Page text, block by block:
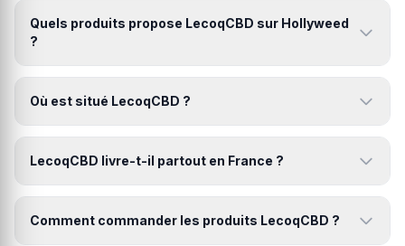
Quels produits propose LecoqCBD sur Hollyweed
?
Où est situé LecoqCBD ?
LecoqCBD livre-t-il partout en France ?
Comment commander les produits LecoqCBD ?